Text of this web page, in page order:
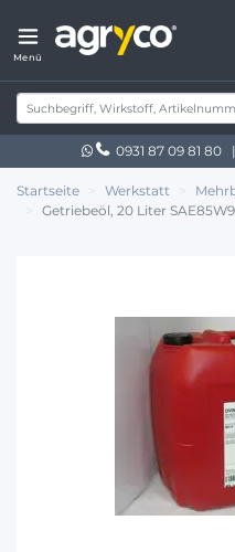
Menü
0931 87 09 81 80
Startseite Werkstatt
Getriebeöl, 20 Liter